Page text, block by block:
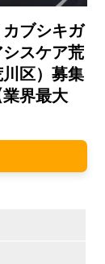
ブシキガ
スケア荒
区）募集
業界最大